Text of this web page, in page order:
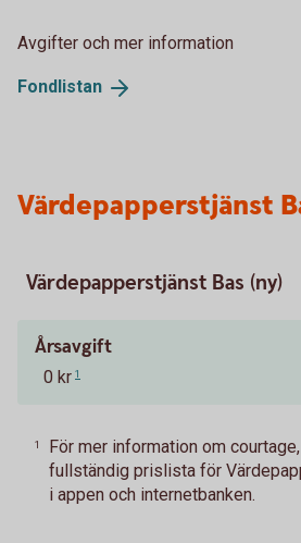
Avgifter och mer information
Fondlistan
Värdepapperstjänst
Värdepapperstjänst Bas (ny)
Årsavgift
0 kr 1
1
För mer information om
fullständig prislista för
i appen och internetbanken.